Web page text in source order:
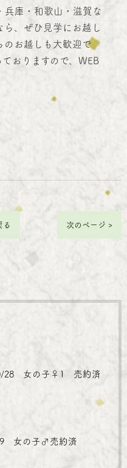
兵庫・和歌山・滋賀な
ら、ぜひ見学にお越し
のお越しも大歓迎で
おりますので、WEB
る 次のページ >
28 女の子♀1 売約済
女の子♂売約済